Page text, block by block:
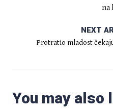
na
NEXT
Protratio mladost
You may also